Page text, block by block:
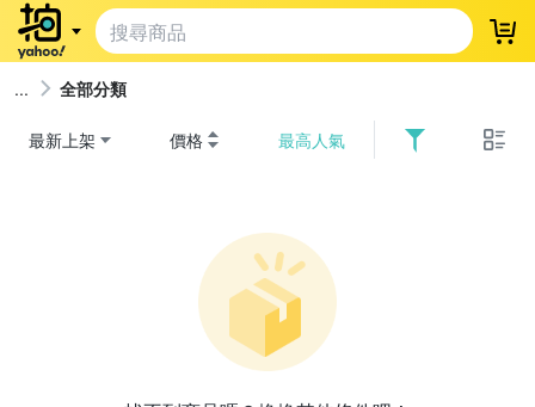
登
全部分類
最新上架 價格 最高人氣